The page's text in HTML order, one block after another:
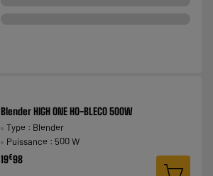
Blender HIGH ONE HO-BLECO 500W
Type : Blender
Puissance : 500 W
19€98